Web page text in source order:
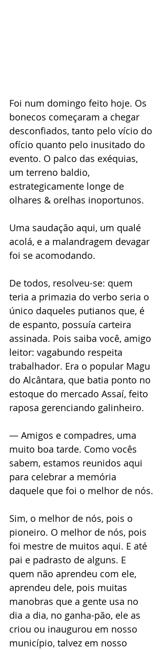
Foi num domingo feito hoje. Os
bonecos começaram a chegar
desconfiados, tanto pelo vício do
ofício quanto pelo inusitado do
evento. O palco das exéquias,
um terreno baldio,
estrategicamente longe de
olhares & orelhas inoportunos.
Uma saudação aqui, um qualé
acolá, e a malandragem devagar
foi se acomodando.
De todos, resolveu-se: quem
teria a primazia do verbo seria o
único daqueles putianos que, é
de espanto, possuía carteira
assinada. Pois saiba você, amigo
leitor: vagabundo respeita
trabalhador. Era o popular Magu
do Alcântara, que batia ponto no
estoque do mercado Assaí, feito
raposa gerenciando galinheiro.
— Amigos e compadres, uma
muito boa tarde. Como vocês
sabem, estamos reunidos aqui
para celebrar a memória
daquele que foi o melhor de nós.
Sim, o melhor de nós, pois o
pioneiro. O melhor de nós, pois
foi mestre de muitos aqui. E até
pai e padrasto de alguns. E
quem não aprendeu com ele,
aprendeu dele, pois muitas
manobras que a gente usa no
dia a dia, no ganha-pão, ele as
criou ou inaugurou em nosso
município, talvez em nosso